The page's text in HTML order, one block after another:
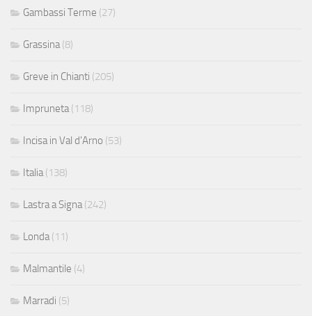
Gambassi Terme (27)
Grassina(8)
Greve in Chianti (205)
Impruneta(118)
Incisa in Val d'Arno (53)
Italia(138)
Lastra a Signa(242)
Londa(11)
Malmantile (4)
Marradi (5)